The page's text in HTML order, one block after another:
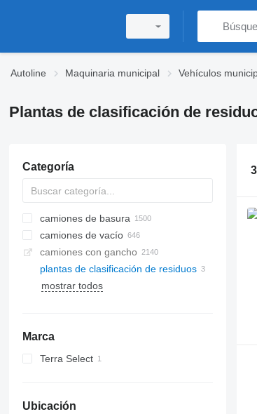
Autoline Maquinaria municipal Vehículos
Plantas de clasificación de
Categoría
camiones de basura
camiones de vacío
camiones con gancho
plantas de clasificación de residuos
mostrar todos
Marca
Terra Select
Ubicación